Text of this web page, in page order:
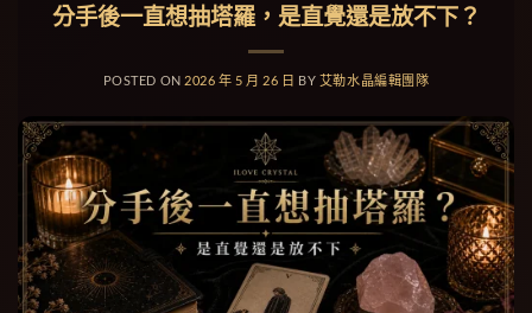
分手後一直想抽塔羅，是直覺還是放不下？
POSTED ON 2026 年 5 月 26 日 BY 艾勒水晶編輯團隊